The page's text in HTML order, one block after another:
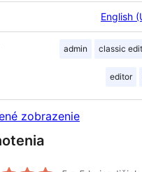
English
admin classic
editor
zobrazenie